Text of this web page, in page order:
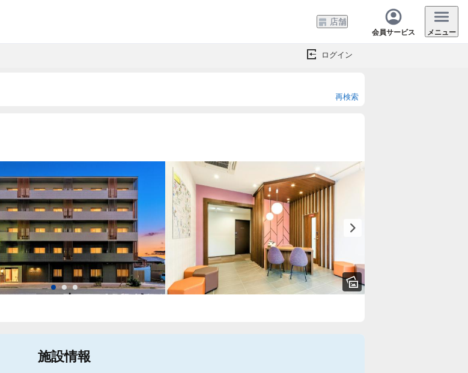
店舗
会員サービス メニュー
ログイン
再検索
施設情報